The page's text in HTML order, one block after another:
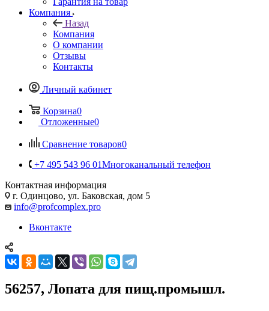
Компания
Назад
Компания
О компании
Отзывы
Контакты
Личный кабинет
Корзина0
Отложенные0
Сравнение товаров0
+7 495 543 96 01Многоканальный телефон
Контактная информация
г. Одинцово, ул. Баковская, дом 5
info@profcomplex.pro
Вконтакте
56257, Лопата для пищ.промышл.